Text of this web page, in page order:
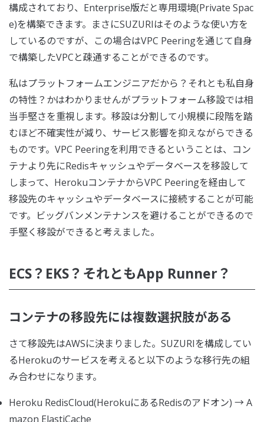
構成されており、Enterprise版だと専用環境(Private Spac
e)を構築できます。まさにSUZURIはそのような使い方を
しているのですが、この場合はVPC Peeringを通じて自身
で構築したVPCと疎通することができるのです。
私はプラットフォームエンジニアだから？それとも私自身
の特性？かはわかりませんがプラットフォーム移設では相
当手堅さを重視します。移設は分割して小規模に段階を踏
むほど不確実性が減り、サービス影響を抑えながらできる
ものです。VPC Peeringを利用できるということは、コン
テナより先にRedisキャッシュやデータベースを移設して
しまって、HerokuコンテナからVPC Peeringを経由して
移設先のキャッシュやデータベースに接続することが可能
です。ビッグバンメンテナンスを避けることができるので
手堅く移設ができると考えました。
ECS？EKS？それともApp Runner？
コンテナの移設先には複数選択肢がある
さて移設先はAWSに決まりました。SUZURIを構成してい
るHerokuのサービスを考えると以下のような移行先の組
み合わせになります。
Heroku RedisCloud(HerokuにあるRedisのアドオン) → A
mazon ElastiCache